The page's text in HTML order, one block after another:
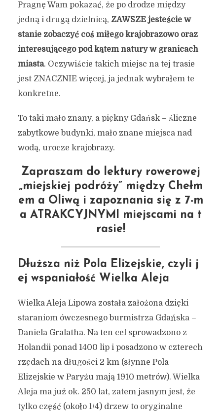
Pragnę Wam pokazać, że po drodze między
jedną i drugą dzielnicą, ZAWSZE jesteście w
stanie zobaczyć coś miłego krajobrazowo oraz
interesującego pod kątem natury w granicach
miasta. Oczywiście takich miejsc na tej trasie
jest ZNACZNIE więcej, ja jednak wybrałem te
konkretne.
To taki mało znany, a piękny Gdańsk – śliczne
zabytkowe budynki, mało znane miejsca nad
wodą, urocze krajobrazy.
Zapraszam do lektury rowerowej
„miejskiej podróży” między Chełm
em a Oliwą i zapoznania się z 7-m
a ATRAKCYJNYMI miejscami na t
rasie!
Dłuższa niż Pola Elizejskie, czyli j
ej wspaniałość Wielka Aleja
Wielka Aleja Lipowa została założona dzięki
staraniom ówczesnego burmistrza Gdańska –
Daniela Gralatha. Na ten cel sprowadzono z
Holandii ponad 1400 lip i posadzono w czterech
rzędach na długości 2 km (słynne Pola
Elizejskie w Paryżu mają 1910 metrów). Wielka
Aleja ma już ok. 250 lat, zatem jasnym jest, że
tylko część (około 1/4) drzew to oryginalne